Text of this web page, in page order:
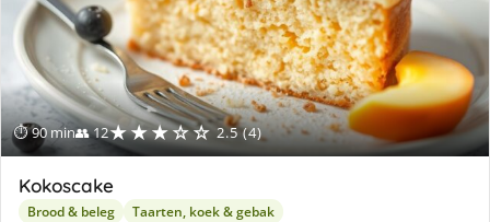
⏱ 90 min👥 12★★★☆☆ 2.5 (4)
Kokoscake
Brood & beleg Taarten, koek & gebak